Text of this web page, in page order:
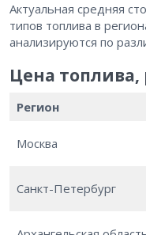
Актуальная средняя
типов топлива в
анализируются по
Цена топлива,
Регион
Москва
Санкт-Петербург